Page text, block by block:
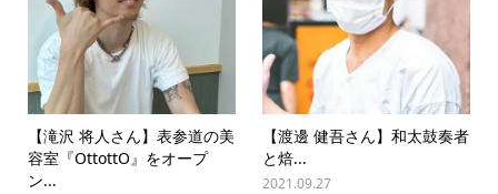
【滝沢 将人さん】表参道の美
容室『OttottO』をオープ
ン...
【渡‌邊‌ ‌健‌吾‌さ‌ん】‌和‌太‌鼓‌奏‌者‌
と‌焙‌...
2021.09.27